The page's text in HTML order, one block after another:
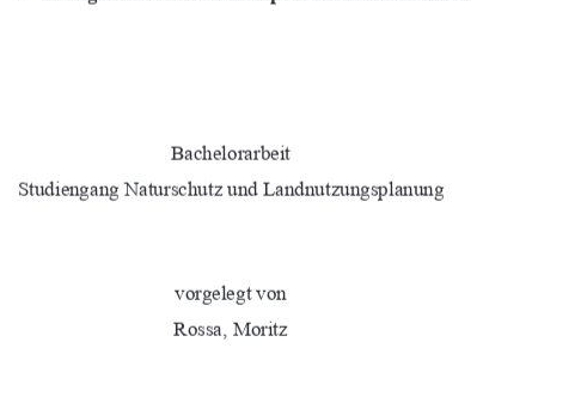
Bachelorarbeit
Studiengang Naturschutz und Landnutzungsplanung
vorgelegt von
Rossa, Moritz